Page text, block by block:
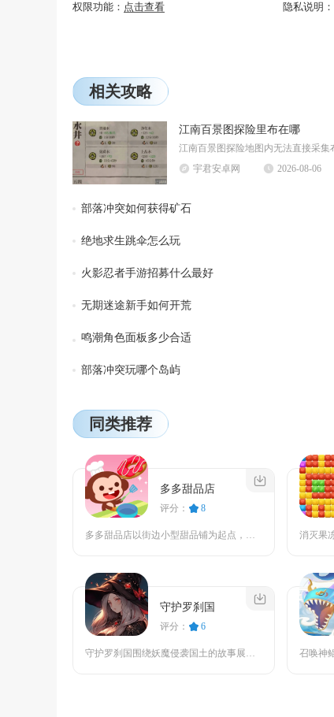
权限功能： 点击查看 隐私说明：
相关攻略
江南百景图探险里布在哪
宇君安卓网
2026-08-06
部落冲突如何获得矿石
绝地求生跳伞怎么玩
火影忍者手游招募什么最好
无期迷途新手如何开荒
鸣潮角色面板多少合适
部落冲突玩哪个岛屿
同类推荐
多多甜品店
评分： 8
多多甜品店以街边小型甜品铺为起点，将甜品烘焙与店铺经营融为一体，主打轻松竖屏单手操作，适配...
守护罗刹国
评分： 6
守护罗刹国围绕妖魔侵袭国土的故事展开，融合塔防布阵、角色养成与离线放置三类核心玩法，玩家以...